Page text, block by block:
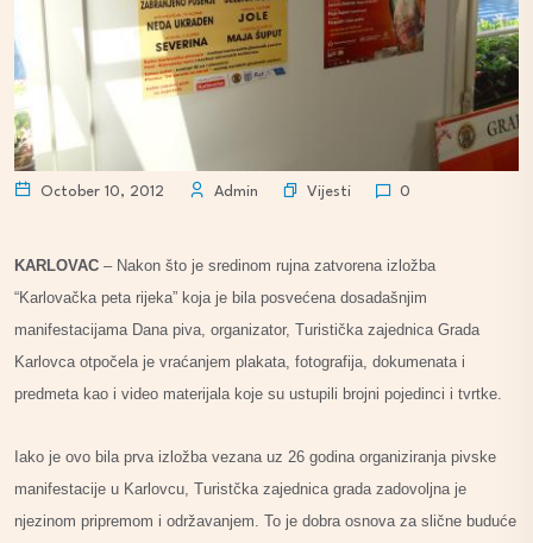
October 10, 2012 Admin Vijesti 0
KARLOVAC – Nakon što je sredinom rujna zatvorena izložba
“Karlovačka peta rijeka” koja je bila posvećena dosadašnjim
manifestacijama Dana piva, organizator, Turistička zajednica Grada
Karlovca otpočela je vraćanjem plakata, fotografija, dokumenata i
predmeta kao i video materijala koje su ustupili brojni pojedinci i tvrtke.
Iako je ovo bila prva izložba vezana uz 26 godina organiziranja pivske
manifestacije u Karlovcu, Turistčka zajednica grada zadovoljna je
njezinom pripremom i održavanjem. To je dobra osnova za slične buduće